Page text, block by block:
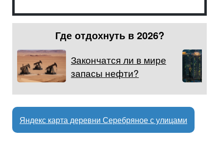
Где отдохнуть в 2026?
Закончатся ли в мире
запасы нефти?
Яндекс карта деревни Серебряное с улицами